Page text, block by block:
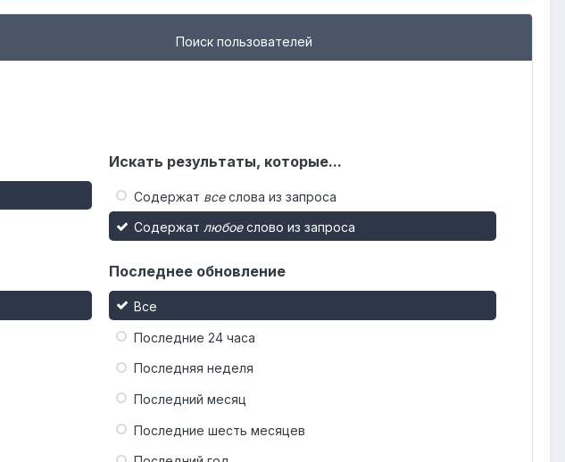
Поиск пользователей
Искать результаты, которые...
Содержат всеслова из запроса
Содержат любоеслово из запроса
Последнее обновление
Все
Последние 24 часа
Последняя неделя
Последний месяц
Последние шесть месяцев